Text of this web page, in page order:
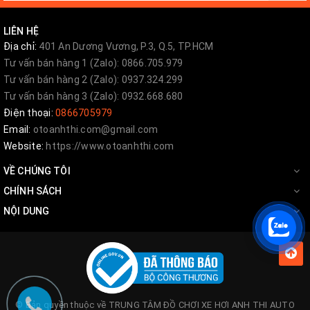
Kênh
Youtube:
Hotline hỗ trợ khách hàng (Zalo):
-
HÃY GỌI CHO CHÚNG
TÔI
Địa chỉ: 401-399-397 An Dương Vương, P.3, Q.5,
TP.HCM Chỉ đường ➡➡➡ clickGoogle Maps
------
LIÊN HỆ
Địa chỉ: 401 An Dương Vương, P.3, Q.5, TP.HCM
Tư vấn bán hàng 1 (Zalo): 0866.705.979
Tư vấn bán hàng 2 (Zalo): 0937.324.299
Tư vấn bán hàng 3 (Zalo): 0932.668.680
Điện thoại: 0866705979
Email: otoanhthi.com@gmail.com
Website: https://www.otoanhthi.com
VỀ CHÚNG TÔI
CHÍNH SÁCH
NỘI DUNG
© Bản quyền thuộc về TRUNG TÂM ĐỒ CHƠI XE HƠI ANH THI AUTO